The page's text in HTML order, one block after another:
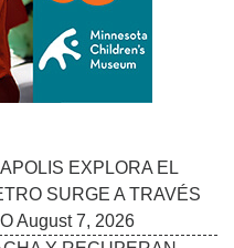
GIRA
DEL CALOR
POR
ABRIENDO
NEGOCIOSAugust 7,